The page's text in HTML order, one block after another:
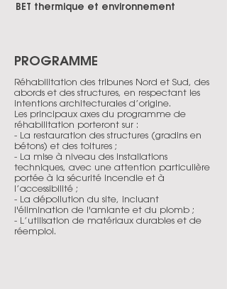
BET thermique et environnement
PROGRAMME
Réhabilitation des tribunes Nord et Sud, des
abords et des structures, en respectant les
intentions architecturales d’origine.
Les principaux axes du programme de
réhabilitation porteront sur :
- La restauration des structures (gradins en
bétons) et des toitures ;
- La mise à niveau des installations
techniques, avec une attention particulière
portée à la sécurité incendie et à
l’accessibilité ;
- La dépollution du site, incluant
l'élimination de l'amiante et du plomb ;
- L’utilisation de matériaux durables et de
réemploi.